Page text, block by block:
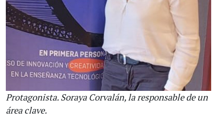
Protagonista. Soraya Corvalán, la responsable de un
área clave.